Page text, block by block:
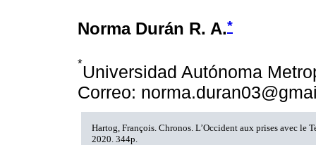
Norma Durán R. A.*
*Universidad Autónoma
Correo:
Hartog, François. Chronos. L’Occident aux prises avec le
2020. 344p.